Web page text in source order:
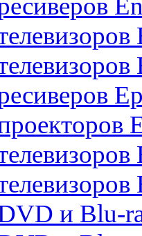
и Blu-